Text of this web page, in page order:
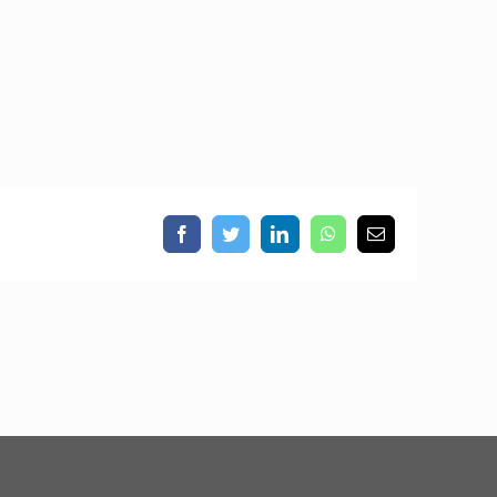
FacebookTwitterLinkedInWhatsApp
Email